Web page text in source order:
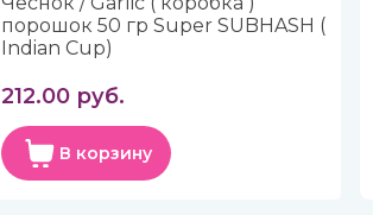
порошок 50 гр Super SUBHASH (
Indian Cup)
212.00 руб.
В корзину